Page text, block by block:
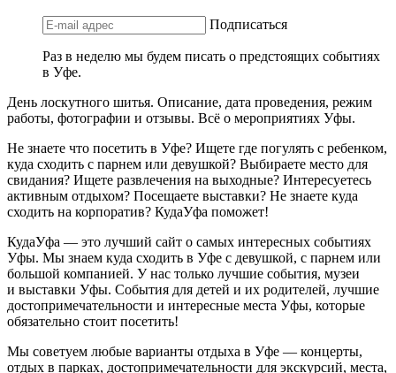
Подписаться
Раз в неделю мы будем писать о предстоящих событиях
в Уфе.
День лоскутного шитья. Описание, дата проведения, режим
работы, фотографии и отзывы. Всё о мероприятиях Уфы.
Не знаете что посетить в Уфе? Ищете где погулять с ребенком,
куда сходить с парнем или девушкой? Выбираете место для
свидания? Ищете развлечения на выходные? Интересуетесь
активным отдыхом? Посещаете выставки? Не знаете куда
сходить на корпоратив? КудаУфа поможет!
КудаУфа — это лучший сайт о самых интересных событиях
Уфы. Мы знаем куда сходить в Уфе с девушкой, с парнем или
большой компанией. У нас только лучшие события, музеи
и выставки Уфы. События для детей и их родителей, лучшие
достопримечательности и интересные места Уфы, которые
обязательно стоит посетить!
Мы советуем любые варианты отдыха в Уфе — концерты,
отдых в парках, достопримечательности для экскурсий, места,